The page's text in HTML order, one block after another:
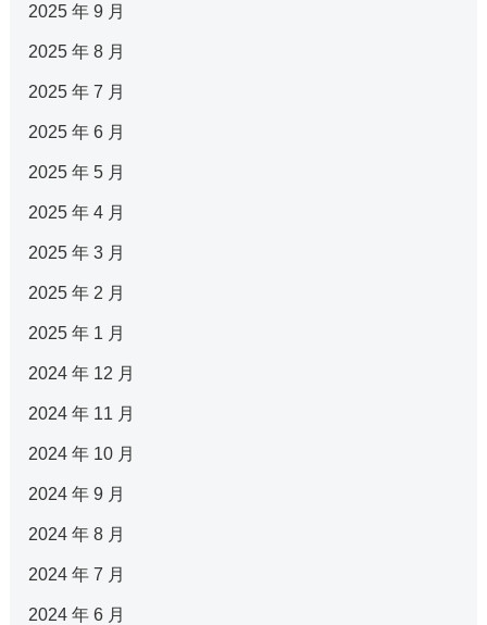
2025 年 9 月
2025 年 8 月
2025 年 7 月
2025 年 6 月
2025 年 5 月
2025 年 4 月
2025 年 3 月
2025 年 2 月
2025 年 1 月
2024 年 12 月
2024 年 11 月
2024 年 10 月
2024 年 9 月
2024 年 8 月
2024 年 7 月
2024 年 6 月